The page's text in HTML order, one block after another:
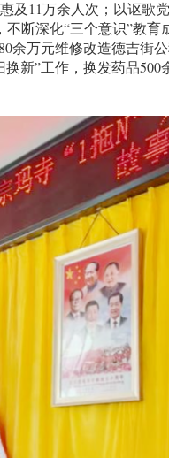
11万余人次；以讴歌
断深化“三个意识”教育
余万元维修改造德吉街
新”工作，换发药品500